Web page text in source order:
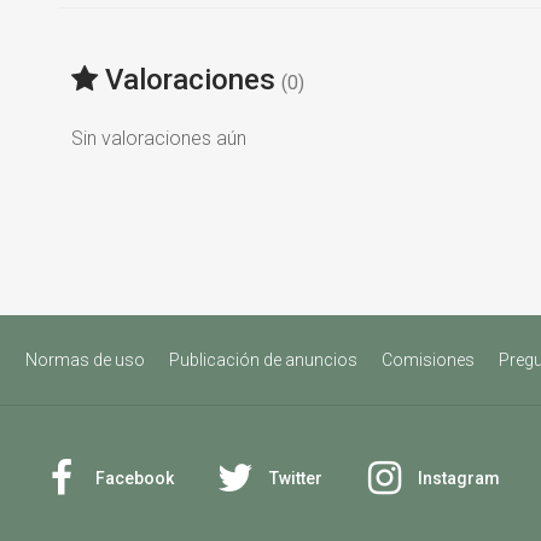
Valoraciones (0)
Sin valoraciones aún
Normas de uso Publicación de anuncios Comisiones
Facebook Twitter Instagram